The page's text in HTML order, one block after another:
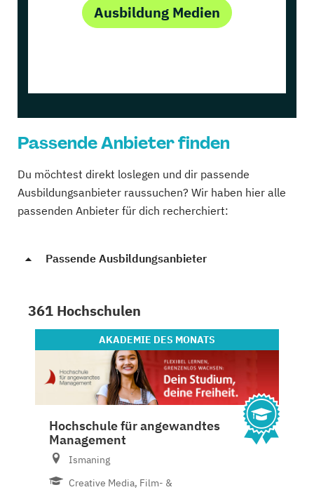
Ausbildung Medien
Passende Anbieter finden
Du möchtest direkt loslegen und dir passende
Ausbildungsanbieter raussuchen? Wir haben hier alle
passenden Anbieter für dich recherchiert:
Passende Ausbildungsanbieter
361 Hochschulen
AKADEMIE DES MONATS
Hochschule für angewandtes
Management
Ismaning
Creative Media, Film- &